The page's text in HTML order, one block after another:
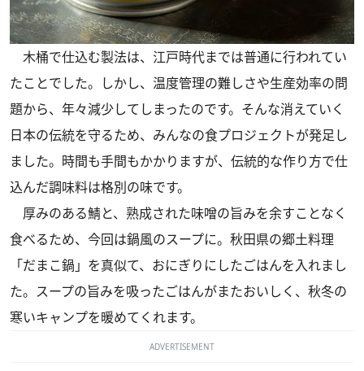
木桶で仕込む製法は、江戸時代までは普通に行われてい
たことでした。しかし、温度管理の難しさや生産効率の問
題から、年々減少してしまったのです。そんな消えていく
日本の伝統を守るため、みんなの食プロジェクトが発足し
ました。時間も手間もかかりますが、伝統的な作り方で仕
込んだ調味料は格別の味です。
厚みのある鯖と、熟成された味噌の旨みを余すことなく
食べるため、今回は鍋風のスープに。秋田県の郷土料理
「だまこ鍋」を真似て、おにぎりにしたごはんを入れまし
た。スープの旨みを吸ったごはんがまたおいしく、秋冬の
寒いキャンプを暖めてくれます。
ADVERTISEMENT